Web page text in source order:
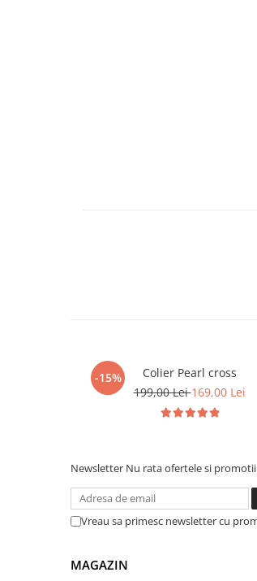
-15%
Colier Pearl cross
199,00 Lei169,00 Lei
Newsletter Nu rata ofertele si
Vreau sa primesc newsletter cu
MAGAZIN